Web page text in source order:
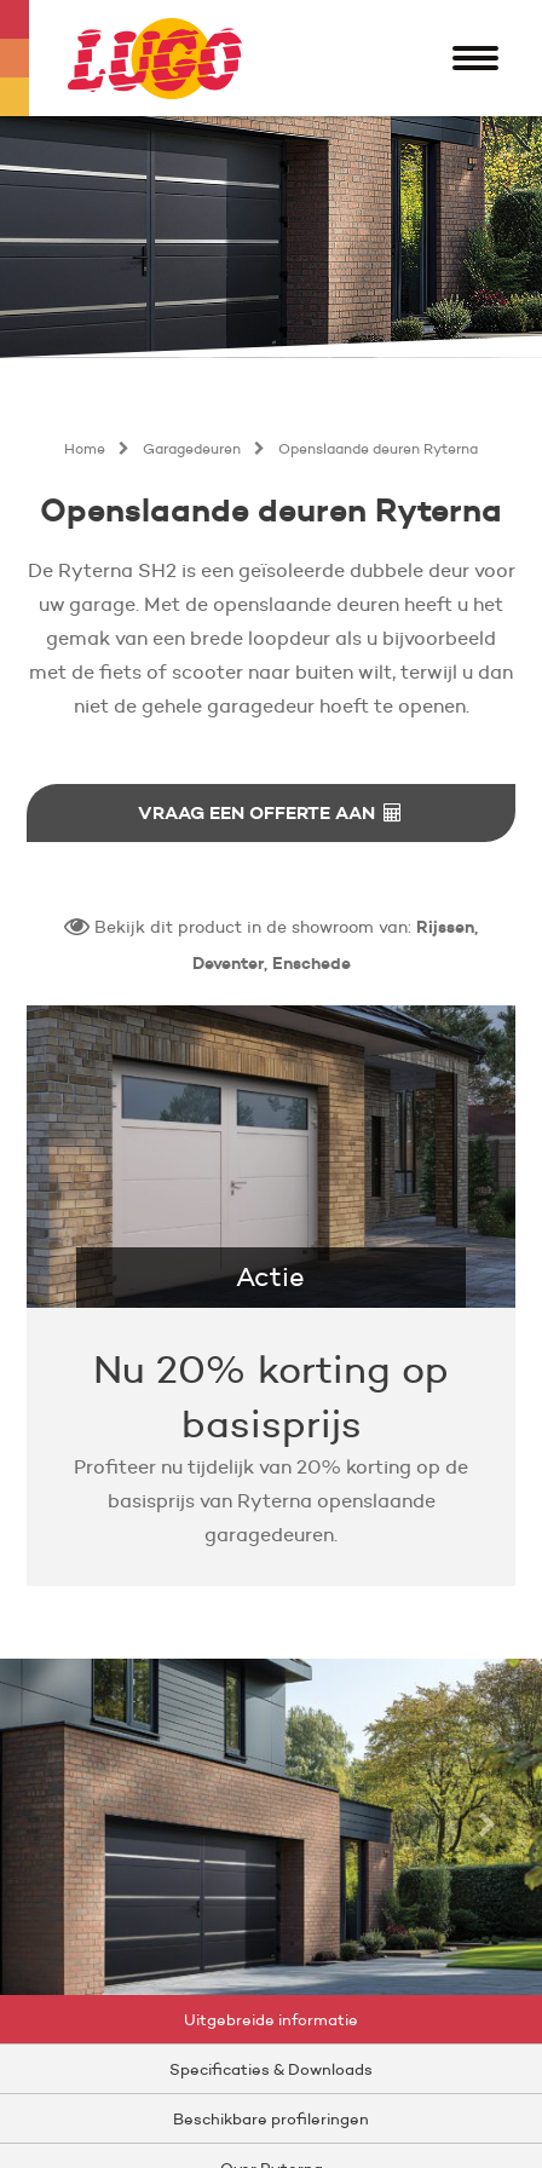
Home Garagedeuren Openslaande deuren Ryterna
Openslaande deuren Ryterna
De Ryterna SH2 is een geïsoleerde dubbele deur voor
uw garage. Met de openslaande deuren heeft u het
gemak van een brede loopdeur als u bijvoorbeeld
met de fiets of scooter naar buiten wilt, terwijl u dan
niet de gehele garagedeur hoeft te openen.
VRAAG EEN OFFERTE AAN
Bekijk dit product in de showroom van: Rijssen,
Deventer, Enschede
Actie
Nu 20% korting op
basisprijs
Profiteer nu tijdelijk van 20% korting op de
basisprijs van Ryterna openslaande
garagedeuren.
Uitgebreide informatie
Specificaties & Downloads
Beschikbare profileringen